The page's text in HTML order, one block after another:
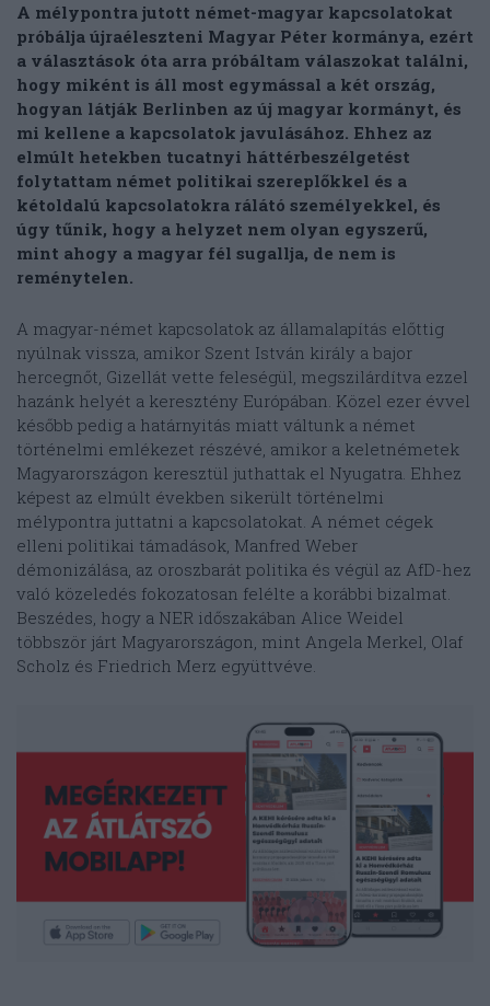
A mélypontra jutott német-magyar kapcsolatokat
próbálja újraéleszteni Magyar Péter kormánya, ezért
a választások óta arra próbáltam válaszokat találni,
hogy miként is áll most egymással a két ország,
hogyan látják Berlinben az új magyar kormányt, és
mi kellene a kapcsolatok javulásához. Ehhez az
elmúlt hetekben tucatnyi háttérbeszélgetést
folytattam német politikai szereplőkkel és a
kétoldalú kapcsolatokra rálátó személyekkel, és
úgy tűnik, hogy a helyzet nem olyan egyszerű,
mint ahogy a magyar fél sugallja, de nem is
reménytelen.
A magyar-német kapcsolatok az államalapítás előttig
nyúlnak vissza, amikor Szent István király a bajor
hercegnőt, Gizellát vette feleségül, megszilárdítva ezzel
hazánk helyét a keresztény Európában. Közel ezer évvel
később pedig a határnyitás miatt váltunk a német
történelmi emlékezet részévé, amikor a keletnémetek
Magyarországon keresztül juthattak el Nyugatra. Ehhez
képest az elmúlt években sikerült történelmi
mélypontra juttatni a kapcsolatokat. A német cégek
elleni politikai támadások, Manfred Weber
démonizálása, az oroszbarát politika és végül az AfD-hez
való közeledés fokozatosan felélte a korábbi bizalmat.
Beszédes, hogy a NER időszakában Alice Weidel
többször járt Magyarországon, mint Angela Merkel, Olaf
Scholz és Friedrich Merz együttvéve.